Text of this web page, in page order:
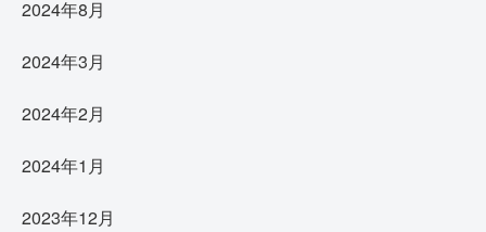
2024年8月
2024年3月
2024年2月
2024年1月
2023年12月